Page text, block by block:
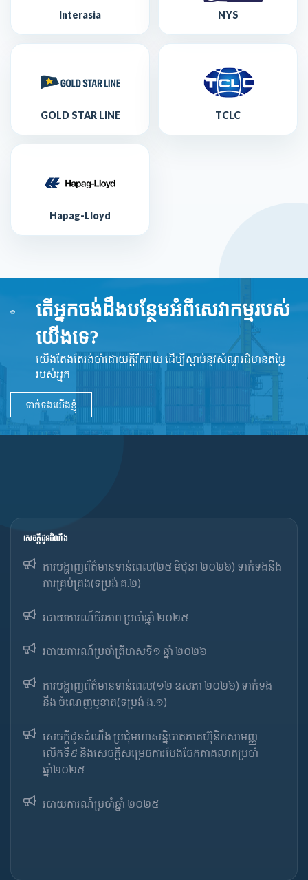
Interasia NYS
GOLD STAR LINE TCLC
Hapag-Lloyd
តើអ្នកចង់ដឹងបន្ថែមអំពីសេវាកម្មរបស់
យើងទេ?
យើងតែងតែរង់ចាំដោយក្ដីរីករាយ ដើម្បីស្តាប់នូវ​សំណួរដ៏​មានតម្លៃ
របស់អ្នក
ទាក់ទងយើងខ្ញុំ
សេចក្ដីជូនដំណឹង
ការបង្ហាញព័ត៌មានទាន់ពេល(២៥ មិថុនា ២០២៦) ទាក់ទងនឹង
ការគ្រប់គ្រង(ទម្រង់ គ.២)
របាយការណ៍ចីរភាព ប្រចាំឆ្នាំ ២០២៥
របាយការណ៍​​ប្រចាំ​ត្រីមាសទី១ ឆ្នាំ ២០២៦
ការបង្ហាញព័ត៌មានទាន់ពេល(១២ ឧសភា ២០២៦) ទាក់ទង
នឹង ចំណេញឬខាត(ទម្រង់ ង.១)
សេចក្តីជូនដំណឹង ប្រជុំមហាសន្និបាតភាគហ៊ុនិកសាមញ្ញ
លើកទី៩ និងសេចក្តីសម្រេចការបែងចែកភាគលាភប្រចាំ
ឆ្នាំ២០២៥​
របាយការណ៍​​ប្រចាំ​ឆ្នាំ ២០២៥